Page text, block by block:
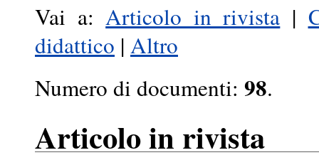
Vai a:Articolo in rivista |
didattico | Altro
Numero di documenti: 98.
Articolo in rivista